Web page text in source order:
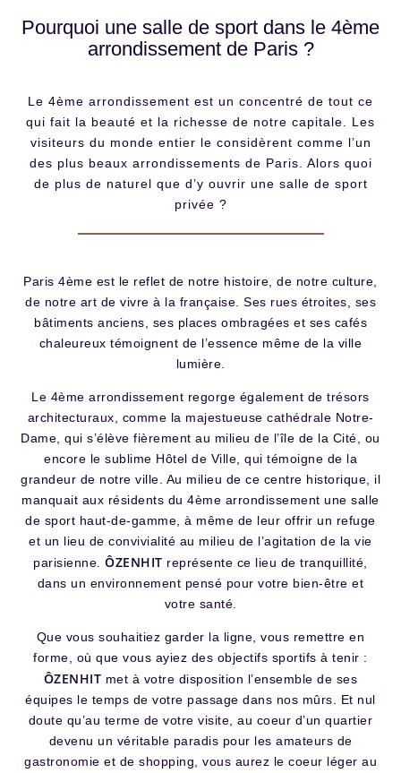
Pourquoi une salle de sport dans le 4ème
arrondissement de Paris ?
Le 4ème arrondissement est un concentré de tout ce
qui fait la beauté et la richesse de notre capitale. Les
visiteurs du monde entier le considèrent comme l’un
des plus beaux arrondissements de Paris. Alors quoi
de plus de naturel que d’y ouvrir une salle de sport
privée ?
Paris 4ème est le reflet de notre histoire, de notre culture,
de notre art de vivre à la française. Ses rues étroites, ses
bâtiments anciens, ses places ombragées et ses cafés
chaleureux témoignent de l’essence même de la ville
lumière.
Le 4ème arrondissement regorge également de trésors
architecturaux, comme la majestueuse cathédrale Notre-
Dame, qui s’élève fièrement au milieu de l’île de la Cité, ou
encore le sublime Hôtel de Ville, qui témoigne de la
grandeur de notre ville. Au milieu de ce centre historique, il
manquait aux résidents du 4ème arrondissement une salle
de sport haut-de-gamme, à même de leur offrir un refuge
et un lieu de convivialité au milieu de l’agitation de la vie
parisienne.ÔZENHIT représente ce lieu de tranquillité,
dans un environnement pensé pour votre bien-être et
votre santé.
Que vous souhaitiez garder la ligne, vous remettre en
forme, où que vous ayiez des objectifs sportifs à tenir :
ÔZENHIT met à votre disposition l’ensemble de ses
équipes le temps de votre passage dans nos mûrs. Et nul
doute qu’au terme de votre visite, au coeur d’un quartier
devenu un véritable paradis pour les amateurs de
gastronomie et de shopping, vous aurez le coeur léger au